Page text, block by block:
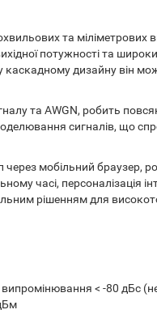
та
потужності та
дизайну він
та AWGN, робить
сигналів, що
мобільний браузер,
часі, персоналізація
рішенням для
випромінювання < -80 дБс